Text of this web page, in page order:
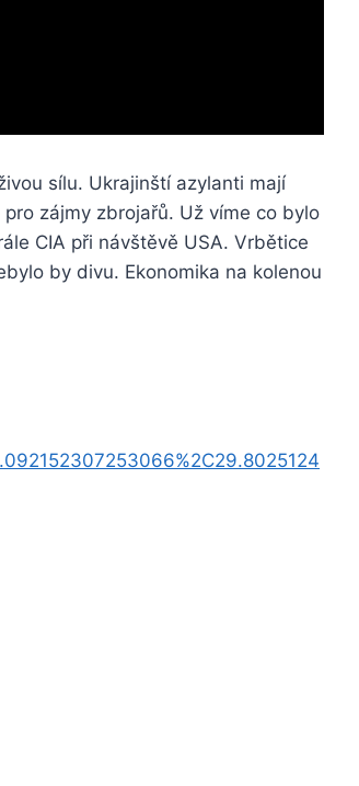
sílu. Ukrajinští azylanti mají
zájmy zbrojařů. Už víme co bylo
CIA při návštěvě USA. Vrbětice
by divu. Ekonomika na kolenou